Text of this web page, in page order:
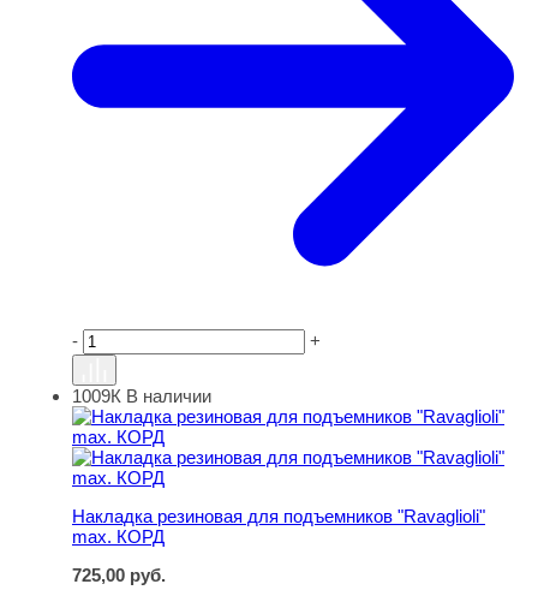
- +
Накладка резиновая для подъемников "Ravaglioli"
1009К В наличии
Накладка резиновая для подъемников "Ravaglioli"
max. КОРД
725,00 руб.